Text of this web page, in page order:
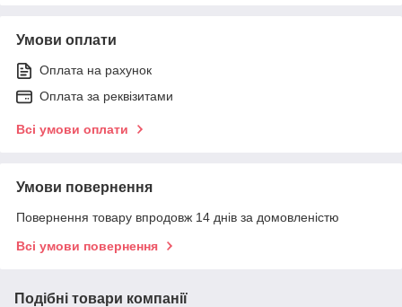
Умови оплати
Оплата на рахунок
Оплата за реквізитами
Всі умови оплати
Умови повернення
Повернення товару впродовж 14 днів за домовленістю
Всі умови повернення
Подібні товари компанії